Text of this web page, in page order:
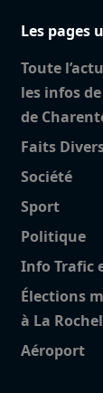
Les pages
Toute
les infos
de
Faits
Société
Sport
Politique
Info Trafic
Élections
à La
Aéroport